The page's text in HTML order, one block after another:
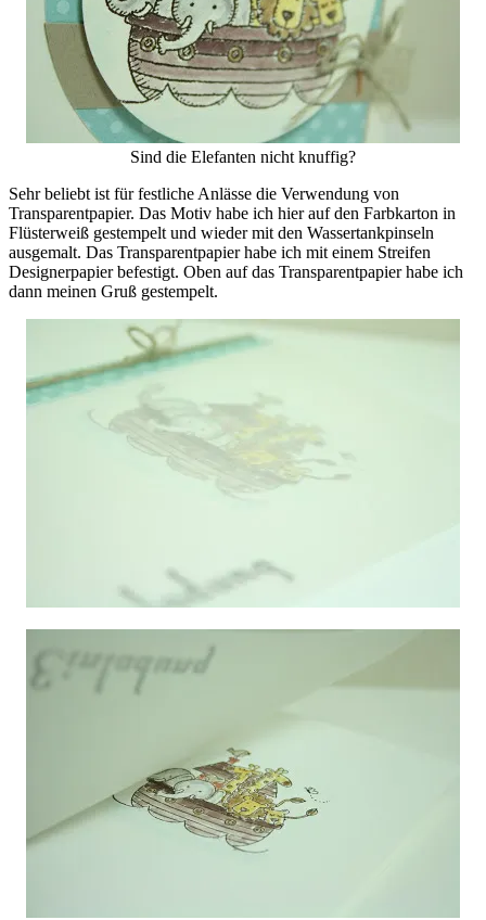
Sind die Elefanten nicht knuffig?
Sehr beliebt ist für festliche Anlässe die Verwendung von
Transparentpapier. Das Motiv habe ich hier auf den Farbkarton in
Flüsterweiß gestempelt und wieder mit den Wassertankpinseln
ausgemalt. Das Transparentpapier habe ich mit einem Streifen
Designerpapier befestigt. Oben auf das Transparentpapier habe ich
dann meinen Gruß gestempelt.